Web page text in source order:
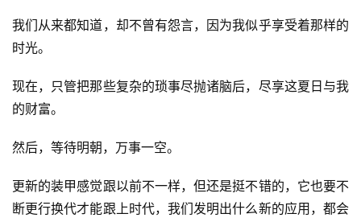
我们从来都知道，却不曾有怨言，因为我似乎享受着那样的
时光。
现在，只管把那些复杂的琐事尽抛诸脑后，尽享这夏日与我
的财富。
然后，等待明朝，万事一空。
更新的装甲感觉跟以前不一样，但还是挺不错的，它也要不
断更行换代才能跟上时代，我们发明出什么新的应用，都会